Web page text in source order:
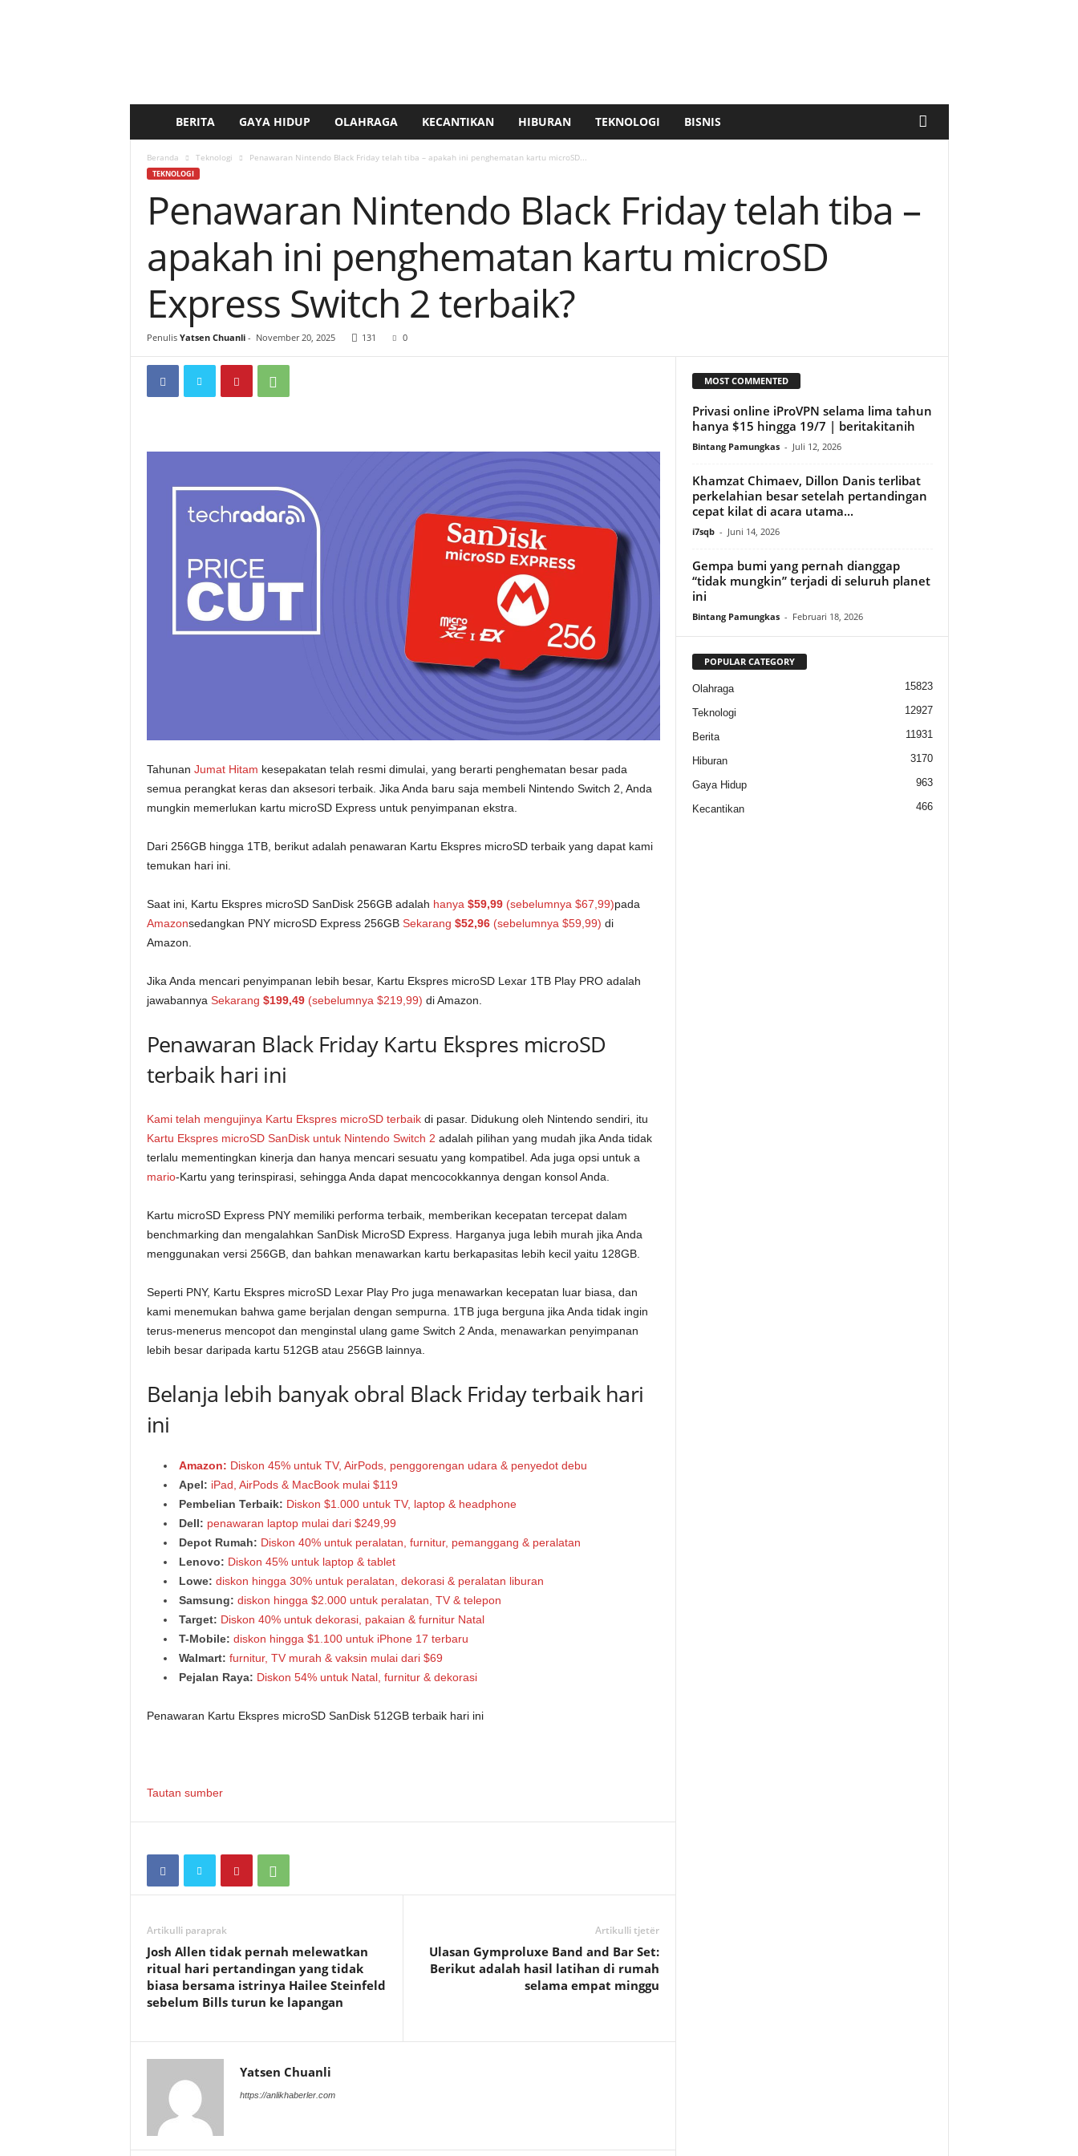
e
a
i
BERITA GAYA HIDUP OLAHRAGA KECANTIKAN HIBURAN TEKNOLOGI BISNIS
Beranda Teknologi Penawaran Nintendo Black Friday telah tiba – apakah ini penghematan kartu microSD...
TEKNOLOGI
Penawaran Nintendo Black Friday telah tiba –
apakah ini penghematan kartu microSD
Express Switch 2 terbaik?
Penulis Yatsen Chuanli- November 20, 2025 131 0
Tahunan Jumat Hitam kesepakatan telah resmi dimulai, yang berarti penghematan besar pada
semua perangkat keras dan aksesori terbaik. Jika Anda baru saja membeli Nintendo Switch 2, Anda
mungkin memerlukan kartu microSD Express untuk penyimpanan ekstra.
Dari 256GB hingga 1TB, berikut adalah penawaran Kartu Ekspres microSD terbaik yang dapat kami
temukan hari ini.
Saat ini, Kartu Ekspres microSD SanDisk 256GB adalah hanya $59,99(sebelumnya $67,99)pada
Amazonsedangkan PNY microSD Express 256GB Sekarang $52,96(sebelumnya $59,99) di
Amazon.
Jika Anda mencari penyimpanan lebih besar, Kartu Ekspres microSD Lexar 1TB Play PRO adalah
jawabannya Sekarang $199,49(sebelumnya $219,99) di Amazon.
Penawaran Black Friday Kartu Ekspres microSD
terbaik hari ini
Kami telah mengujinya Kartu Ekspres microSD terbaikdi pasar. Didukung oleh Nintendo sendiri, itu
Kartu Ekspres microSD SanDisk untuk Nintendo Switch 2 adalah pilihan yang mudah jika Anda tidak
terlalu mementingkan kinerja dan hanya mencari sesuatu yang kompatibel. Ada juga opsi untuk a
mario-Kartu yang terinspirasi, sehingga Anda dapat mencocokkannya dengan konsol Anda.
Kartu microSD Express PNY memiliki performa terbaik, memberikan kecepatan tercepat dalam
benchmarking dan mengalahkan SanDisk MicroSD Express. Harganya juga lebih murah jika Anda
menggunakan versi 256GB, dan bahkan menawarkan kartu berkapasitas lebih kecil yaitu 128GB.
Seperti PNY, Kartu Ekspres microSD Lexar Play Pro juga menawarkan kecepatan luar biasa, dan
kami menemukan bahwa game berjalan dengan sempurna. 1TB juga berguna jika Anda tidak ingin
terus-menerus mencopot dan menginstal ulang game Switch 2 Anda, menawarkan penyimpanan
lebih besar daripada kartu 512GB atau 256GB lainnya.
Belanja lebih banyak obral Black Friday terbaik hari
ini
Amazon: Diskon 45% untuk TV, AirPods, penggorengan udara & penyedot debu
Apel: iPad, AirPods & MacBook mulai $119
Pembelian Terbaik: Diskon $1.000 untuk TV, laptop & headphone
Dell: penawaran laptop mulai dari $249,99
Depot Rumah: Diskon 40% untuk peralatan, furnitur, pemanggang & peralatan
Lenovo: Diskon 45% untuk laptop & tablet
Lowe: diskon hingga 30% untuk peralatan, dekorasi & peralatan liburan
Samsung: diskon hingga $2.000 untuk peralatan, TV & telepon
Target: Diskon 40% untuk dekorasi, pakaian & furnitur Natal
T-Mobile: diskon hingga $1.100 untuk iPhone 17 terbaru
Walmart: furnitur, TV murah & vaksin mulai dari $69
Pejalan Raya: Diskon 54% untuk Natal, furnitur & dekorasi
Penawaran Kartu Ekspres microSD SanDisk 512GB terbaik hari ini
Tautan sumber
Artikulli paraprak
Josh Allen tidak pernah melewatkan
ritual hari pertandingan yang tidak
biasa bersama istrinya Hailee Steinfeld
sebelum Bills turun ke lapangan
Artikulli tjetër
Ulasan Gymproluxe Band and Bar Set:
Berikut adalah hasil latihan di rumah
selama empat minggu
Yatsen Chuanli
https://anlikhaberler.com
MOST COMMENTED
Privasi online iProVPN selama lima tahun
hanya $15 hingga 19/7 | beritakitanih
Bintang Pamungkas - Juli 12, 2026
Khamzat Chimaev, Dillon Danis terlibat
perkelahian besar setelah pertandingan
cepat kilat di acara utama...
i7sqb - Juni 14, 2026
Gempa bumi yang pernah dianggap
“tidak mungkin” terjadi di seluruh planet
ini
Bintang Pamungkas - Februari 18, 2026
POPULAR CATEGORY
Olahraga 15823
Teknologi 12927
Berita 11931
Hiburan 3170
Gaya Hidup 963
Kecantikan 466